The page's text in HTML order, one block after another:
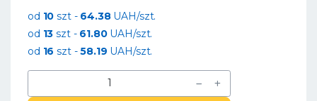
od 10 szt - 64.38UAH/szt.
od 13 szt - 61.80UAH/szt.
od 16 szt -58.19 UAH/szt.